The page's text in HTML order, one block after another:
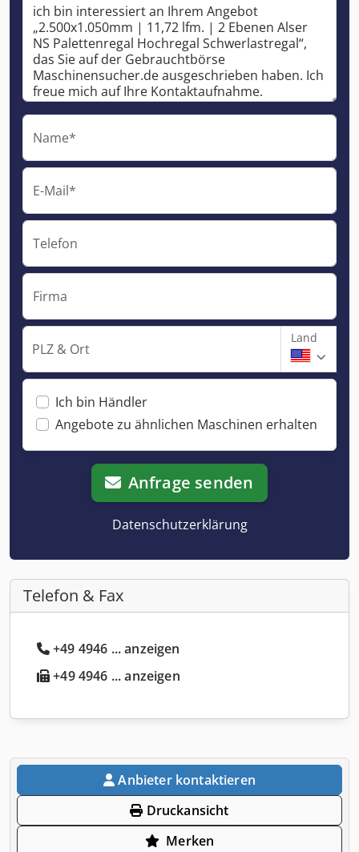
Name*
E-Mail*
Telefon
Firma
PLZ & Ort
Land
Ich bin Händler
Angebote zu ähnlichen Maschinen erhalten
Anfrage senden
Datenschutzerklärung
Telefon & Fax
+49 4946 ... anzeigen
+49 4946 ... anzeigen
Anbieter kontaktieren
Druckansicht
Merken